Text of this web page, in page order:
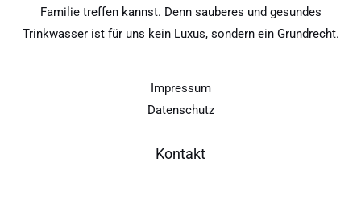
Familie treffen kannst. Denn sauberes und gesundes
Trinkwasser ist für uns kein Luxus, sondern ein Grundrecht.
Impressum
Datenschutz
Kontakt